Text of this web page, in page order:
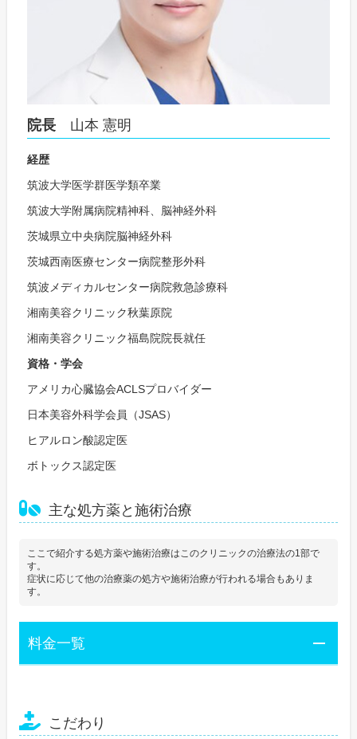
院長山本 憲明
経歴
筑波大学医学群医学類卒業
筑波大学附属病院精神科、脳神経外科
茨城県立中央病院脳神経外科
茨城西南医療センター病院整形外科
筑波メディカルセンター病院救急診療科
湘南美容クリニック秋葉原院
湘南美容クリニック福島院院長就任
資格・学会
アメリカ心臓協会ACLSプロバイダー
日本美容外科学会員（JSAS）
ヒアルロン酸認定医
ボトックス認定医
主な処方薬と施術治療
ここで紹介する処方薬や施術治療はこのクリニックの治療法の1部で
す。
症状に応じて他の治療薬の処方や施術治療が行われる場合もありま
す。
料金一覧
こだわり